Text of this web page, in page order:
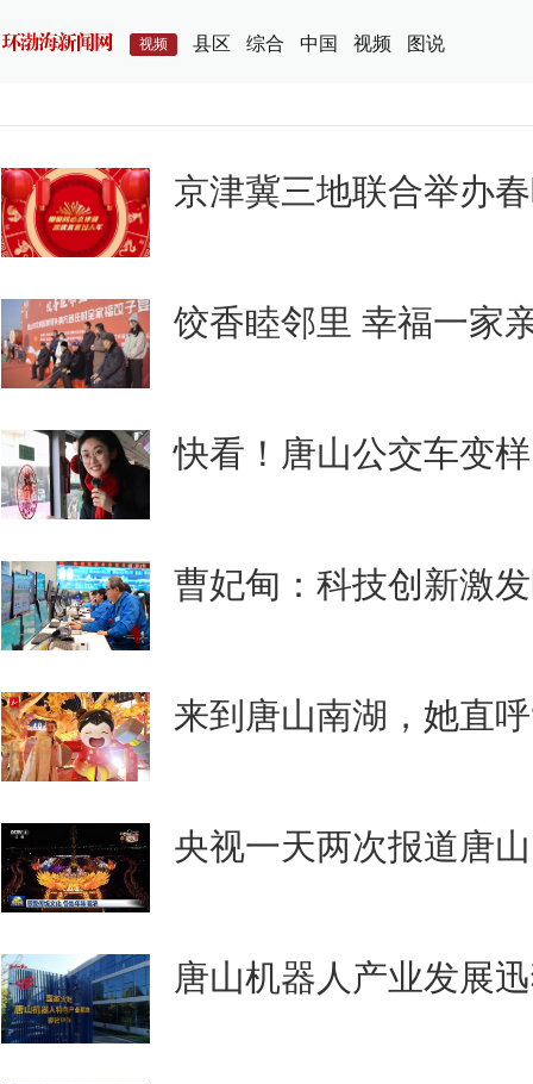
视频 县区 综合 中国 视频 图说
京津冀三地联合举办
饺香睦邻里 幸福一家
快看！唐山公交车变
曹妃甸：科技创新激
来到唐山南湖，她直
央视一天两次报道唐
唐山机器人产业发展